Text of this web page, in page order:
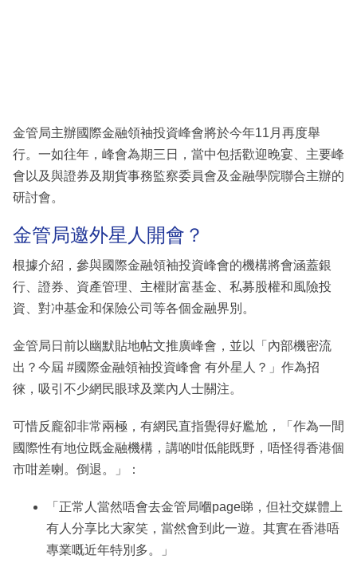
金管局主辦國際金融領袖投資峰會將於今年11月再度舉
行。一如往年，峰會為期三日，當中包括歡迎晚宴、主要峰
會以及與證券及期貨事務監察委員會及金融學院聯合主辦的
研討會。
金管局邀外星人開會？
根據介紹，參與國際金融領袖投資峰會的機構將會涵蓋銀
行、證券、資產管理、主權財富基金、私募股權和風險投
資、對冲基金和保險公司等各個金融界別。
金管局日前以幽默貼地帖文推廣峰會，並以「內部機密流
出？今屆 #國際金融領袖投資峰會 有外星人？」作為招
徠，吸引不少網民眼球及業內人士關注。
可惜反龐卻非常兩極，有網民直指覺得好尷尬，「作為一間
國際性有地位既金融機構，講啲咁低能既野，唔怪得香港個
市咁差喇。倒退。」：
「正常人當然唔會去金管局嗰page睇，但社交媒體上
有人分享比大家笑，當然會到此一遊。其實在香港唔
專業嘅近年特別多。」